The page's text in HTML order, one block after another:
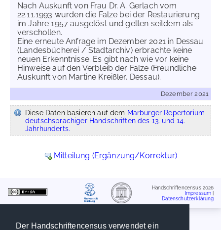
Der Handschriftencensus verwendet ein
Nach Auskunft von Frau Dr. A. Gerlach vom
22.11.1993 wurden die Falze bei der Restaurierung
im Jahre 1957 ausgelöst und gelten seitdem als
verschollen.
Eine erneute Anfrage im Dezember 2021 in Dessau
(Landesbücherei / Stadtarchiv) erbrachte keine
neuen Erkenntnisse. Es gibt nach wie vor keine
Hinweise auf den Verbleib der Falze (Freundliche
Auskunft von Martine Kreißler, Dessau).
Dezember 2021
Diese Daten basieren auf dem Marburger Repertorium
deutschsprachiger Handschriften des 13. und 14.
Jahrhunderts.
Mitteilung (Ergänzung/Korrektur)
Handschriftencensus 2026
Impressum
Datenschutzerklärung